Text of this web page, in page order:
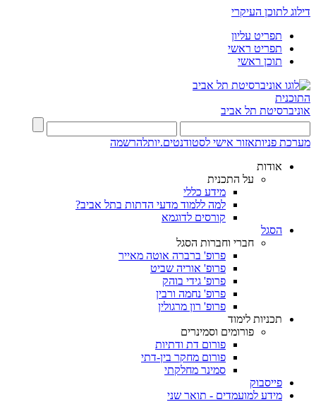
דילוג לתוכן העיקרי
תפריט עליון
תפריט ראשי
תוכן ראשי
התוכנית
אוניברסיטת תל אביב
מערכת פניותאזור אישי לסטודנטים.יותלהרשמה
אודות
על התכנית
מידע כללי
למה ללמוד מדעי הדתות בתל אביב?
קורסים לדוגמא
הסגל
חברי וחברות הסגל
פרופ' ברברה אוטה מאייר
פרופ' אוריה שביט
פרופ' גידי בוהק
פרופ' נחמה ורבין
פרופ' רון מרגולין
תכניות לימוד
פורומים וסמינרים
פורום דת ודתיות
פורום מחקר בין-דתי
סמינר מחלקתי
פייסבוק
מידע למועמדים - תואר שני